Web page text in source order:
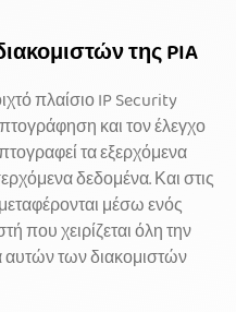
της PIA
πλαίσιο IP Security
και τον έλεγχο
τα εξερχόμενα
δεδομένα. Και στις
μέσω ενός
που χειρίζεται όλη την
αυτών των διακομιστών